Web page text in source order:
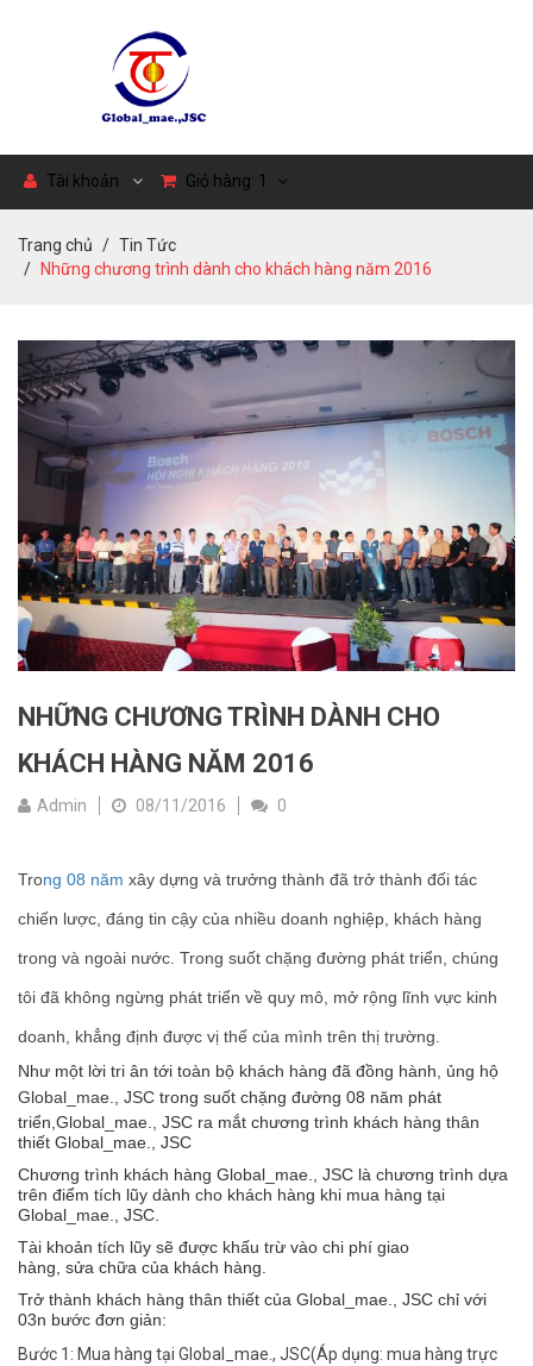
Tài khoản Giỏ hàng: 1
Trang chủ
Tin Tức
Những chương trình dành cho khách hàng năm 2016
NHỮNG CHƯƠNG TRÌNH DÀNH CHO
KHÁCH HÀNG NĂM 2016
Admin 08/11/2016 0
Trong 08 năm xây dựng và trưởng thành đã trở thành đối tác
chiến lược, đáng tin cậy của nhiều doanh nghiệp, khách hàng
trong và ngoài nước. Trong suốt chặng đường phát triển, chúng
tôi đã không ngừng phát triển về quy mô, mở rộng lĩnh vực kinh
doanh, khẳng định được vị thế của mình trên thị trường.
Như một lời tri ân tới toàn bộ khách hàng đã đồng hành, ủng hộ
Global_mae., JSC trong suốt chặng đường 08 năm phát
triển,Global_mae., JSC ra mắt chương trình khách hàng thân
thiết Global_mae., JSC
Chương trình khách hàng Global_mae., JSC là chương trình dựa
trên điểm tích lũy dành cho khách hàng khi mua hàng tại
Global_mae., JSC.
Tài khoản tích lũy sẽ được khấu trừ vào chi phí giao
hàng, sửa chữa của khách hàng.
Trở thành khách hàng thân thiết của Global_mae., JSC chỉ với
03n bước đơn giản:
Bước 1: Mua hàng tại Global_mae., JSC(Áp dụng: mua hàng trực